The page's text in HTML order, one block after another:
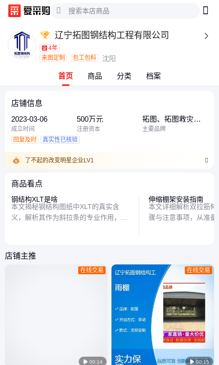
辽宁拓图钢结构工程有限公司 
4年
来图定制
包工包料 沈阳
首页 商品 分类 档案
店铺信息
2023-03-06
成立时间
500万元
注册资本
拓图、拓图救灾帐
篷、拓图工地施工
帐篷、拓图防雨布
主要品牌
回复及时
真实性已核验
了不起的改变明星企业LV1
商品看点
钢结构XLT是啥
本文揭秘钢结构图纸中XLT的真实含
义，解析其作为斜拉条的专业作用，并
伸缩棚架安装指南
本文详细解析双拉筋
骤与注意事项，从准
店铺主推
 00:14
在线交易
 00:15
在线交易